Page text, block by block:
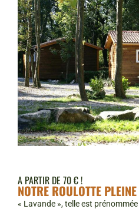
A PARTIR DE 70 € !
NOTRE ROULOTTE
« Lavande », telle est